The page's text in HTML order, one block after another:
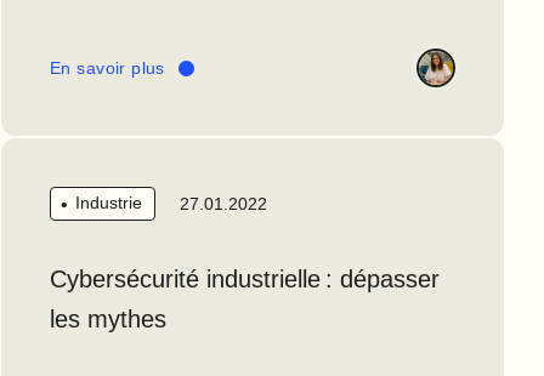
En savoir plus
Industrie 27.01.2022
Cybersécurité industrielle : dépasser
les mythes